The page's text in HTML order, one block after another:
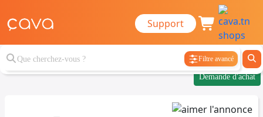
Support
Filtre avancé
Demande d'achat